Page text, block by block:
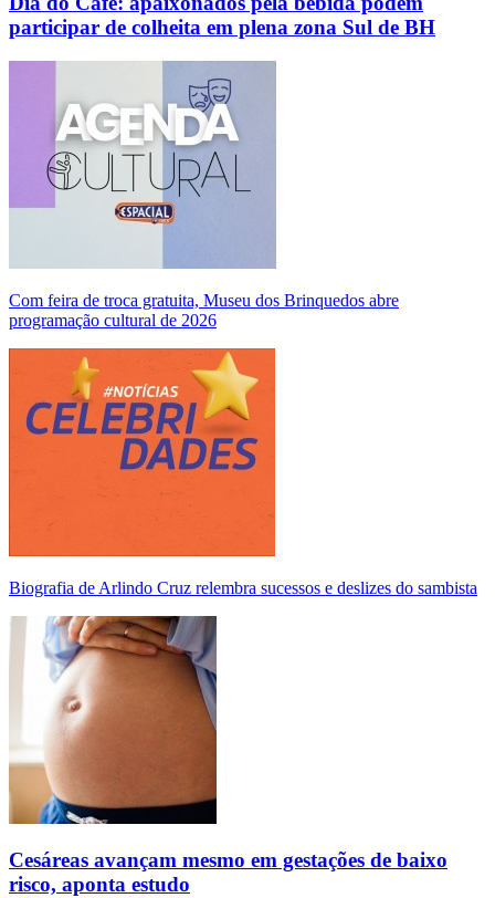
participar de colheita em plena zona Sul de BH
Com feira de troca gratuita, Museu dos Brinquedos abre
programação cultural de 2026
Biografia de Arlindo Cruz relembra sucessos e deslizes do sambista
Cesáreas avançam mesmo em gestações de baixo
risco, aponta estudo